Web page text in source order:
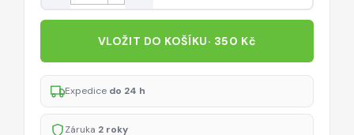
VLOŽIT DO KOŠÍKU· 350 Kč
Expedice do 24 h
Záruka 2 roky